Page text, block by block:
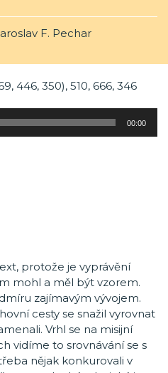
F. Pechar
446, 350), 510, 666, 346
00:00
protože je vyprávění
mohl a měl být vzorem.
zajímavým vývojem.
cesty se snažil vyrovnat
Vrhl se na misijní
vidíme to srovnávání se s
nějak konkurovali v